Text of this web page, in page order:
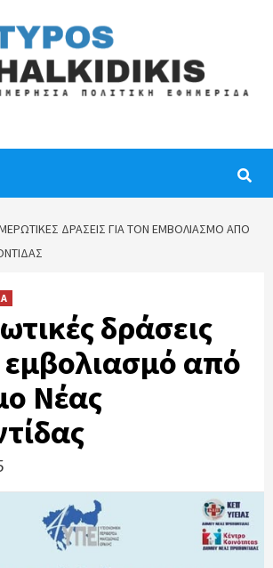
ΔΡΆΣΕΙΣ ΓΙΑ ΤΟΝ ΕΜΒΟΛΙΑΣΜΌ ΑΠΌ
δράσεις
εμβολιασμό από
Νέας